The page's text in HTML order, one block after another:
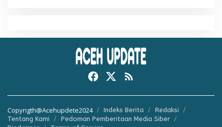
Copyrigth@Acehupdete2024 Indeks Berita
Redaksi
Tentang Kami
Pedoman Pemberitaan Media Siber